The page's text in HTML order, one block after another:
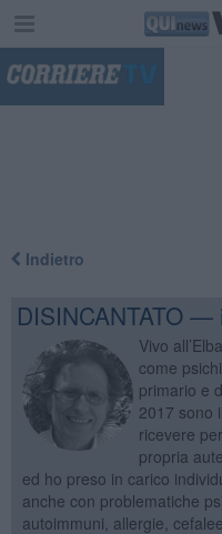
Indietro
DISINCANTATO
Vivo
come
primario e
2017 sono
ricevere
propria
ed ho preso in carico
anche con problematiche
autoimmuni, allergie,